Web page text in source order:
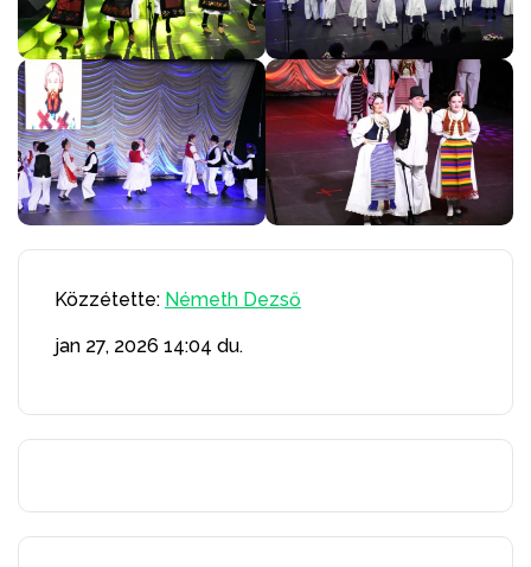
Közzétette: Németh Dezső
jan 27, 2026 14:04 du.